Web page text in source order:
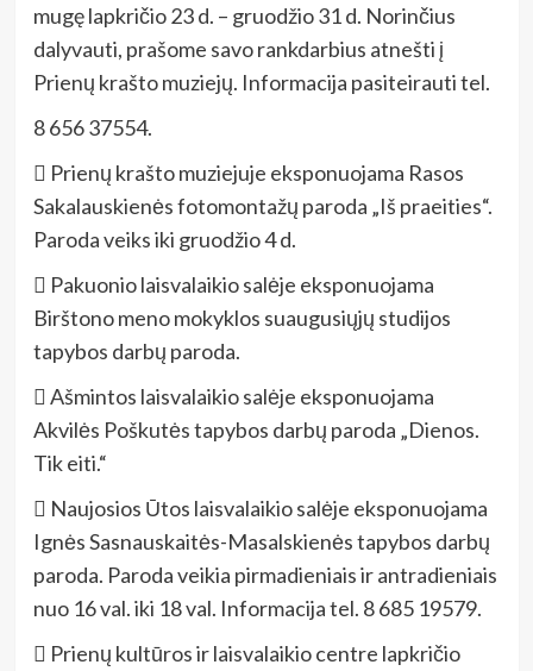
mugę lapkričio 23 d. – gruodžio 31 d. Norinčius
dalyvauti, prašome savo rankdarbius atnešti į
Prienų krašto muziejų. Informacija pasiteirauti tel.
8 656 37554.
 Prienų krašto muziejuje eksponuojama Rasos
Sakalauskienės fotomontažų paroda „Iš praeities“.
Paroda veiks iki gruodžio 4 d.
 Pakuonio laisvalaikio salėje eksponuojama
Birštono meno mokyklos suaugusiųjų studijos
tapybos darbų paroda.
 Ašmintos laisvalaikio salėje eksponuojama
Akvilės Poškutės tapybos darbų paroda „Dienos.
Tik eiti.“
 Naujosios Ūtos laisvalaikio salėje eksponuojama
Ignės Sasnauskaitės-Masalskienės tapybos darbų
paroda. Paroda veikia pirmadieniais ir antradieniais
nuo 16 val. iki 18 val. Informacija tel. 8 685 19579.
 Prienų kultūros ir laisvalaikio centre lapkričio